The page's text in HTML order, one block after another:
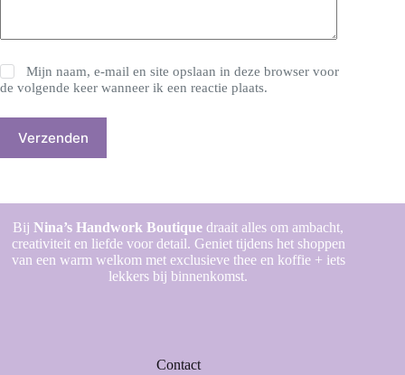
Mijn naam, e-mail en site opslaan in deze browser voor
de volgende keer wanneer ik een reactie plaats.
Verzenden
BijNina’s Handwork Boutique draait alles om ambacht,
creativiteit en liefde voor detail. Geniet tijdens het shoppen
van een warm welkom met exclusieve thee en koffie + iets
lekkers bij binnenkomst.
Contact